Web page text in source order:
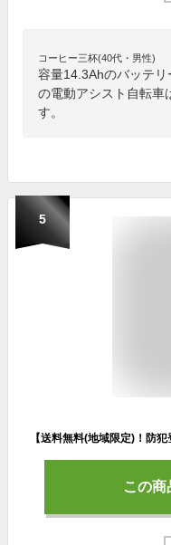
コーヒー三杯(40代・男性)
容量14.3Ahのバッテ
の電動アシスト自転車
す。
5
この商